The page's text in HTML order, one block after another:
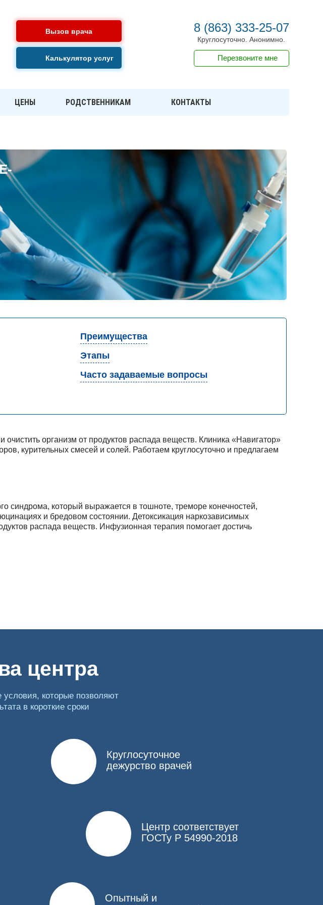
Вызов врача
Калькулятор услуг
8 (863) 333-25-07
Круглосуточно. Анонимно.
Перезвоните мне
ЦЕНЫ РОДСТВЕННИКАМ КОНТАКТЫ
Преимущества
Этапы
Часто задаваемые вопросы
организм от продуктов распада веществ. Клиника «Навигатор»
курительных смесей и солей. Работаем круглосуточно и предлагаем
синдрома, который выражается в тошноте, треморе конечностей,
и бредовом состоянии. Детоксикация наркозависимых
распада веществ. Инфузионная терапия помогает достичь
здоровья пациента. Для этого нарколог собирает историю болезни,
Далее назначаются анализы, осмотры профильными
психоактивных веществ, через капельницу.
Помогая с фильтрацией крови и ее возвращение обратно в
абстиненции, так как в течение нескольких часов она будет
у него заболевания и соберет анамнез.
Состав капельницы подбирается индивидуально, но в стандартном
центра
которые позволяют
в короткие сроки
Круглосуточное
дежурство врачей
Центр соответствует
ГОСТу Р 54990-2018
Опытный и